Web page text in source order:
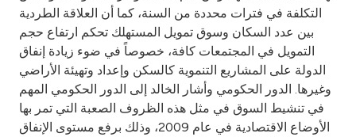
التكلفة في فترات محددة من السنة، كما أن العلاقة الطردية
بين عدد السكان وسوق تمويل المستهلك تحكم ارتفاع حجم
التمويل في المجتمعات كافة، خصوصاً في ضوء زيادة إنفاق
الدولة على المشاريع التنموية كالسكن وإعداد وتهيئة الأراضي
وغيرها. الدور الحكومي وأشار الخالد إلى الدور الحكومي المهم
في تنشيط السوق في مثل هذه الظروف الصعبة التي تمر بها
الأوضاع الاقتصادية في عام 2009، وذلك برفع مستوى الإنفاق